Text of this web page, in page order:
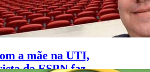
a mãe na UTI,
da ESPN faz